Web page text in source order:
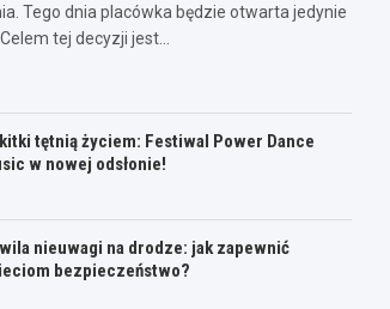
Tego dnia placówka będzie otwarta jedynie
tej decyzji jest…
tętnią życiem: Festiwal Power Dance
w nowej odsłonie!
nieuwagi na drodze: jak zapewnić
bezpieczeństwo?